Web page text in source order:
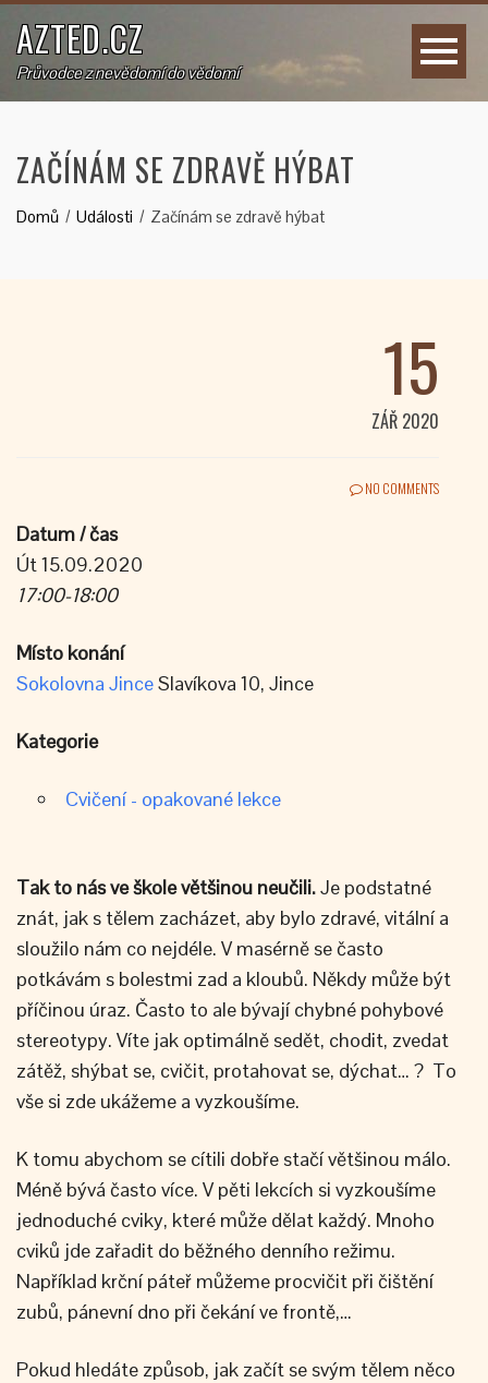
AZTED.CZ
Průvodce z nevědomí do vědomí
ZAČÍNÁM SE ZDRAVĚ HÝBAT
Domů Události Začínám se zdravě hýbat
15
ZÁŘ 2020
NO COMMENTS
Datum / čas
Út 15.09.2020
17:00-18:00
Místo konání
Sokolovna JinceSlavíkova 10, Jince
Kategorie
Cvičení - opakované lekce
Tak to nás ve škole většinou neučili.Je podstatné
znát, jak s tělem zacházet, aby bylo zdravé, vitální a
sloužilo nám co nejdéle. V masérně se často
potkávám s bolestmi zad a kloubů. Někdy může být
příčinou úraz. Často to ale bývají chybné pohybové
stereotypy. Víte jak optimálně sedět, chodit, zvedat
zátěž, shýbat se, cvičit, protahovat se, dýchat… ? To
vše si zde ukážeme a vyzkoušíme.
K tomu abychom se cítili dobře stačí většinou málo.
Méně bývá často více. V pěti lekcích si vyzkoušíme
jednoduché cviky, které může dělat každý. Mnoho
cviků jde zařadit do běžného denního režimu.
Například krční páteř můžeme procvičit při čištění
zubů, pánevní dno při čekání ve frontě,…
Pokud hledáte způsob, jak začít se svým tělem něco